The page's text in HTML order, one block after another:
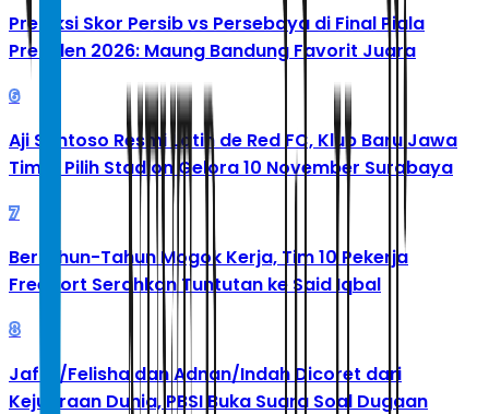
Prediksi Skor Persib vs Persebaya di Final Piala
Presiden 2026: Maung Bandung Favorit Juara
6
Aji Santoso Resmi Latih de Red FC, Klub Baru Jawa
Timur Pilih Stadion Gelora 10 November Surabaya
7
Bertahun-Tahun Mogok Kerja, Tim 10 Pekerja
Freeport Serahkan Tuntutan ke Said Iqbal
8
Jafar/Felisha dan Adnan/Indah Dicoret dari
Kejuaraan Dunia, PBSI Buka Suara Soal Dugaan